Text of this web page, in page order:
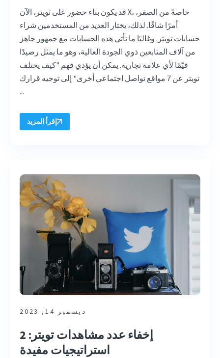
قد يكون بناء حضور على تويتر، الآن X، خاصةً من الصفر،
أمرًا شاقًا. لذلك، يختار العديد من المستخدمين شراء
حسابات تويتر. وغالبًا ما تأتي هذه الحسابات مع جمهور جاهز
من آلاف المتابعين ذوي الجودة العالية، وهو ما يمثل رصيدًا
قيّمًا لأي علامة تجارية. يمكن أن يؤدي فهم "كيف يختلف
تويتر عن 7 مواقع تواصل اجتماعي أخرى" إلى توجيه قرارك
...
إقرأ المزيد
ديسمبر 14, 2023
إخفاء عدد مشاهدات تويتر: 2
استراتيجيات مفيدة